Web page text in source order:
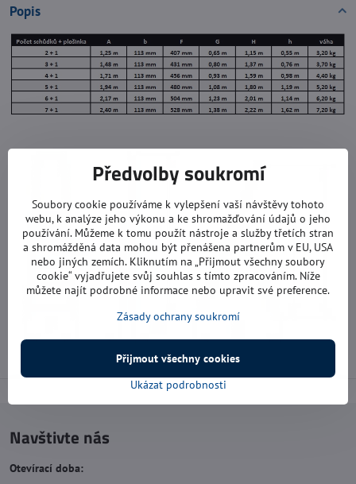
Popis
Navštivte nás
Otevírací doba:
Předvolby soukromí
Soubory cookie používáme k vylepšení vaší návštěvy tohoto
webu, k analýze jeho výkonu a ke shromažďování údajů o jeho
používání. Můžeme k tomu použít nástroje a služby třetích stran
a shromážděná data mohou být přenášena partnerům v EU, USA
nebo jiných zemích. Kliknutím na „Přijmout všechny soubory
cookie“ vyjadřujete svůj souhlas s tímto zpracováním. Níže
můžete najít podrobné informace nebo upravit své preference.
Zásady ochrany soukromí
Ukázat podrobnosti
Přijmout všechny cookies